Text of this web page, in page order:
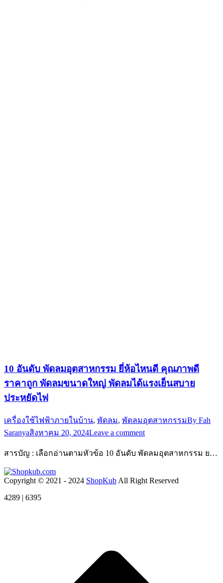
10 อันดับ พัดลมอุตสาหกรรม ยี่ห้อไหนดี คุณภาพดี
ราคาถูก พัดลมขนาดใหญ่ พัดลมได้แรงเย็นสบาย
ประหยัดไฟ
เครื่องใช้ไฟฟ้าภายในบ้าน, พัดลม, พัดลมอุตสาหกรรมBy Fah
Saranyaสิงหาคม 20, 2024Leave a comment
สารบัญ : เลือกอ่านตามหัวข้อ 10 อันดับ พัดลมอุตสาหกรรม ย…
Copyright © 2021 - 2024 ShopKub All Right Reserved
4289 | 6395